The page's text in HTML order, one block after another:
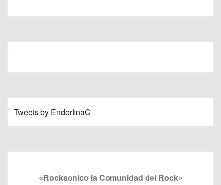
Tweets by EndorfinaC
«Rocksonico la Comunidad del Rock»